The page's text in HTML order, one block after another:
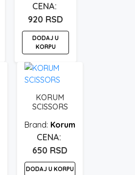
920 RSD
DODAJ U
KORPU
KORUM
SCISSORS
Korum
650 RSD
DODAJ U KORPU